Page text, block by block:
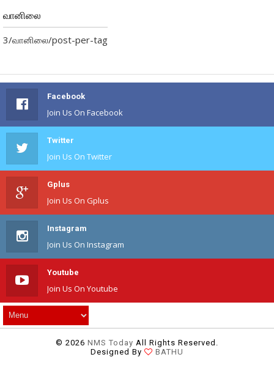
வானிலை
3/வானிலை/post-per-tag
Facebook
Join Us On Facebook
Twitter
Join Us On Twitter
Gplus
Join Us On Gplus
Instagram
Join Us On Instagram
Youtube
Join Us On Youtube
© 2026 NMS Today All Rights Reserved.
Designed By
BATHU